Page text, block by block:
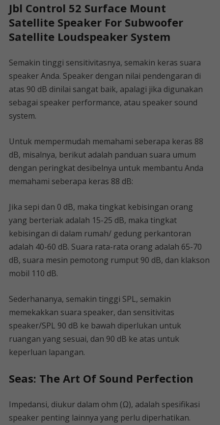
Jbl Control 52 Surface Mount
Satellite Speaker For Subwoofer
Satellite Loudspeaker System
Semakin tinggi sensitivitasnya, semakin keras suara
speaker Anda. Speaker dengan nilai pendengaran di
atas 90 dB dinilai sangat baik, apalagi jika digunakan
sebagai speaker performance, atau speaker sound
system.
Untuk mempermudah memahami seberapa keras 88
dB, misalnya, berikut adalah panduan suara umum
dengan peringkat desibelnya untuk membantu Anda
memahami seberapa keras 88 dB:
Jika sepi dan 0 dB, maka tingkat kebisingan orang
yang berteriak adalah 15-25 dB, maka tingkat
kebisingan di dalam rumah/ gedung perkantoran
adalah 40-60 dB. Suara rata-rata orang adalah 65-70
dB, suara mesin pemotong rumput 90 dB, dan klakson
mobil 110 dB.
Sederhananya, semakin tinggi SPL, semakin
memekakkan suara speaker, dan sensitivitas
speaker/SPL 90 dB ke bawah diperlukan untuk
ruangan yang sesuai, dan 90 dB ke atas untuk
keperluan lapangan.
Seas: The Art Of Sound Perfection
Impedansi, diukur dalam ohm (Ω), adalah spesifikasi
speaker penting lainnya yang perlu diperhatikan.